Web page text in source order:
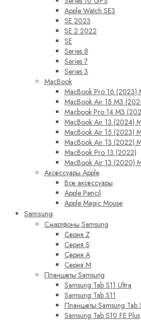
Apple Watch SE3
SE 2023
SE 2 2022
SE
Series 8
Series 7
Series 3
MacBook
MacBook Pro 16 (2023)
MacBook Air 15 M3
Macbook Pro 14 M3
MacBook Air 13 (2024)
MacBook Air 15 (2023)
MacBook Air 13 (2022)
MacBook Pro 13 (2022)
MacBook Air 13 (2020)
Аксессуары Apple
Все аксессуары
Apple Pencil
Apple Magic Mouse
Samsung
Смартфоны Samsung
Серия Z
Серия S
Серия A
Серия M
Планшеты Samsung
Samsung Tab S11 Ultra
Samsung Tab S11
Планшеты Samsung Tab
Samsung Tab S10 FE Plus